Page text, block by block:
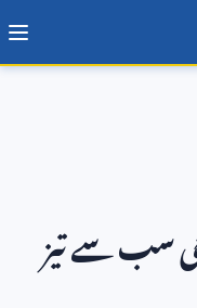
سب سے تیز